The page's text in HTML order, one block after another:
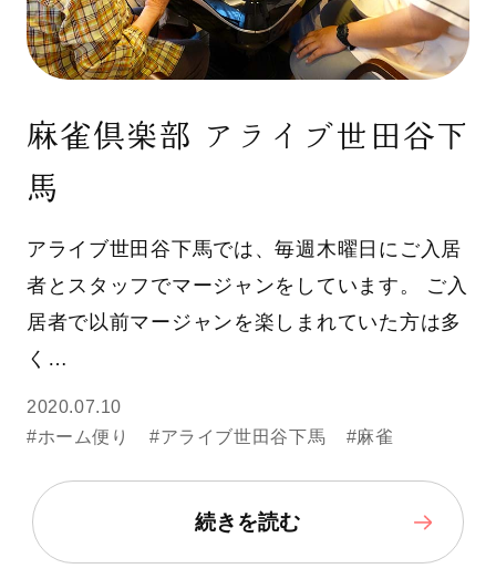
麻雀倶楽部 アライブ世田谷下
馬
アライブ世田谷下馬では、毎週木曜日にご入居
者とスタッフでマージャンをしています。 ご入
居者で以前マージャンを楽しまれていた方は多
く…
2020.07.10
#ホーム便り
#アライブ世田谷下馬 #麻雀
続きを読む